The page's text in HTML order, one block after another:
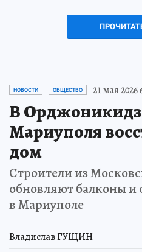
НОВОСТИ ОБЩЕСТВО 21 мая 2026
В
Мариуполя
дом
Строители из
обновляют балконы
в Мариуполе
Владислав ГУЩИН